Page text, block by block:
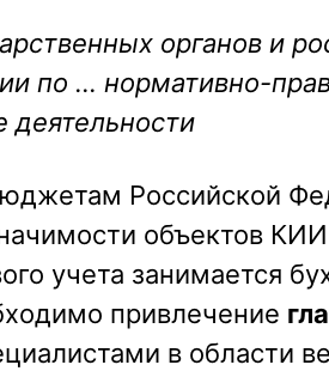
органов и
по … нормативно-
деятельности
Российской
объектов
учета занимается
привлечение
в области